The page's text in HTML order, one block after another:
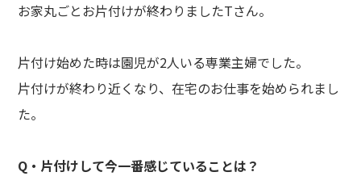
お家丸ごとお片付けが終わりましたTさん。
片付け始めた時は園児が2人いる専業主婦でした。
片付けが終わり近くなり、在宅のお仕事を始められまし
た。
Q・片付けして今一番感じていることは？